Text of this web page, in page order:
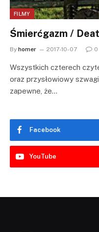
FILMY
Śmierćgazm /
By homer 2017-10-07 0
Wszystkich czterech
oraz przysłowiowy
zapewne, że…
Facebook
YouTube